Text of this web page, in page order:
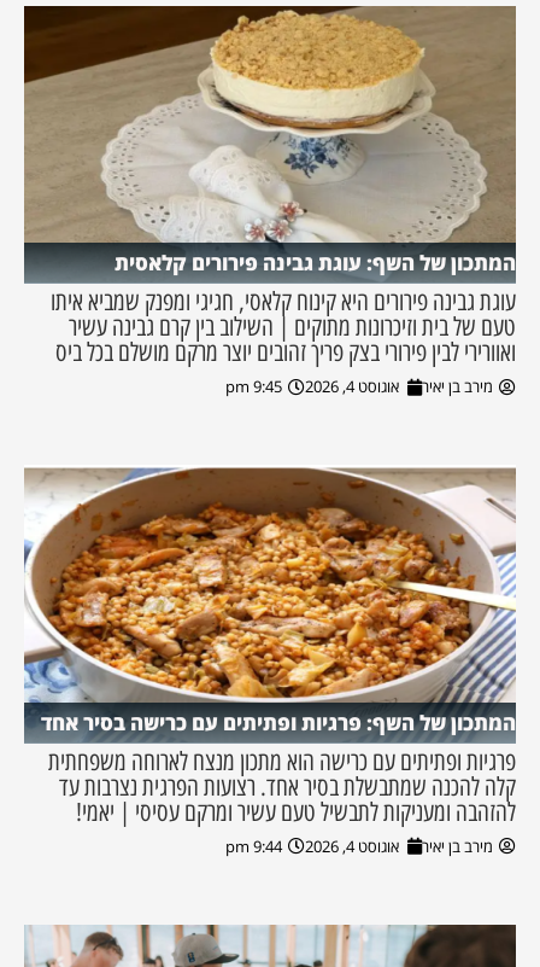
המתכון של השף: עוגת גבינה פירורים קלאסית
עוגת גבינה פירורים היא קינוח קלאסי, חגיגי ומפנק שמביא איתו
טעם של בית וזיכרונות מתוקים | השילוב בין קרם גבינה עשיר
ואוורירי לבין פירורי בצק פריך זהובים יוצר מרקם מושלם בכל ביס
מירב בן יאיר אוגוסט 4, 2026 9:45 pm
המתכון של השף: פרגיות ופתיתים עם כרישה בסיר אחד
פרגיות ופתיתים עם כרישה הוא מתכון מנצח לארוחה משפחתית
קלה להכנה שמתבשלת בסיר אחד. רצועות הפרגית נצרבות עד
להזהבה ומעניקות לתבשיל טעם עשיר ומרקם עסיסי | יאמי!
מירב בן יאיר אוגוסט 4, 2026 9:44 pm